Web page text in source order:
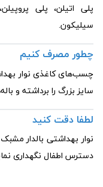
پلی اتیلن، پلی
سیلیکون.
چطور مصرف کنیم
چسب‌های کاغذی نوار
سایز بزرگ را برداشته و
لطفا دقت کنید
نوار بهداشتی بالدار
دسترس اطفال نگهداری